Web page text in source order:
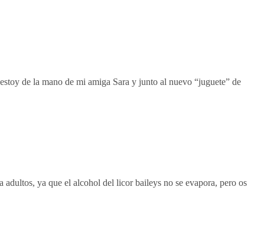
de la mano de mi amiga Sara y junto al nuevo “juguete” de
ya que el alcohol del licor baileys no se evapora, pero os